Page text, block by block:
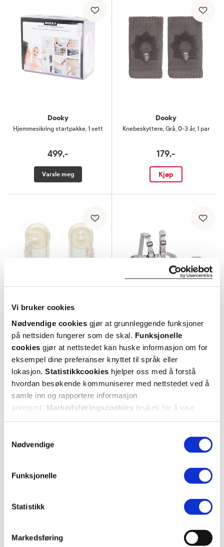
Vi bruker cookies
Nødvendige cookies gjør at grunnleggende funksjoner
på nettsiden fungerer som de skal. Funksjonelle
cookies gjør at nettstedet kan huske informasjon om for
eksempel dine preferanser knyttet til språk eller
lokasjon. Statistikkcookies hjelper oss med å forstå
hvordan besøkende kommuniserer med nettstedet ved å
samle inn og rapportere informasjon
anonymt. Markedsføringscookies brukes for å vise
Nødvendige
Funksjonelle
Statistikk
Markedsføring
Dooky
Hjemmesikring startpakke, 1 sett
499,-
Varsle meg
Dooky
Knebeskyttere, Grå, 0-3 år, 1 par
179,-
Kjøp
Dooky
Møbel- og skaplås for glass ,2 stk.
119,-
Kjøp
Dooky
Safety Gå- og leiesele
439,-
Kjøp
Dooky
4 stk.